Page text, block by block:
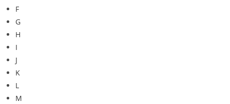
F
G
H
I
J
K
L
M